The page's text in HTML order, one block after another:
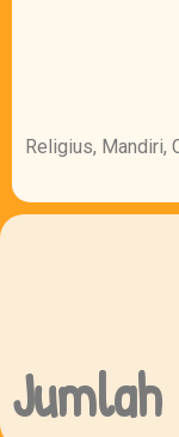
Religius, Mandiri,
Jumlah